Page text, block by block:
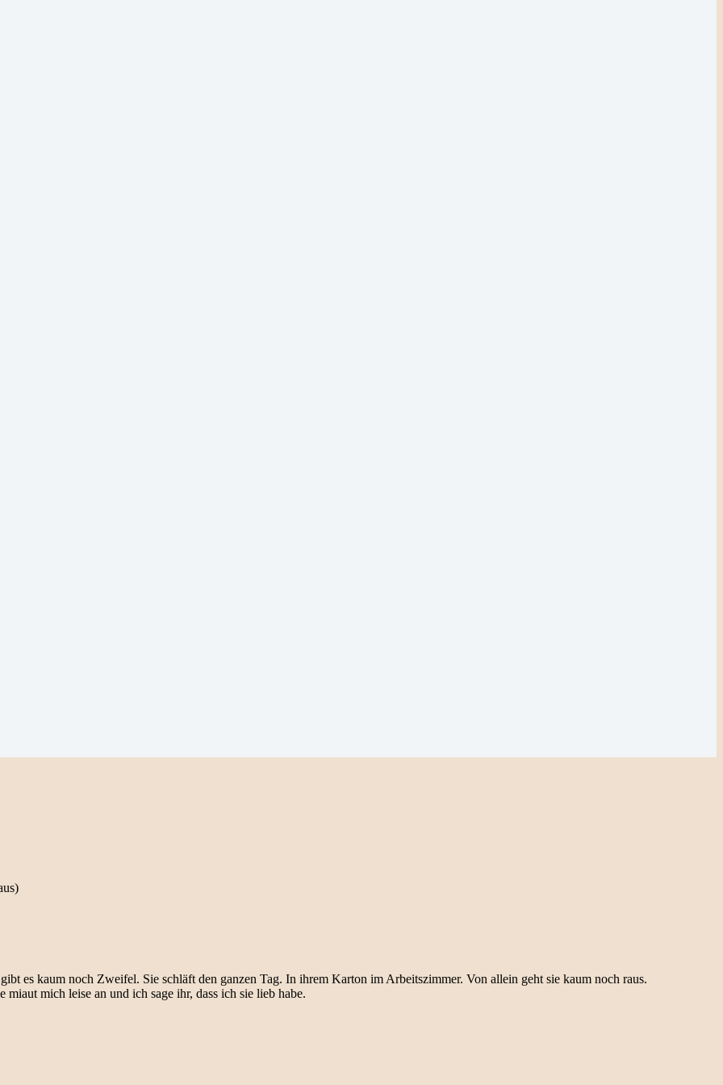
es kaum noch Zweifel. Sie schläft den ganzen Tag. In ihrem Karton im Arbeitszimmer. Von allein geht sie kaum noch raus.
mich leise an und ich sage ihr, dass ich sie lieb habe.